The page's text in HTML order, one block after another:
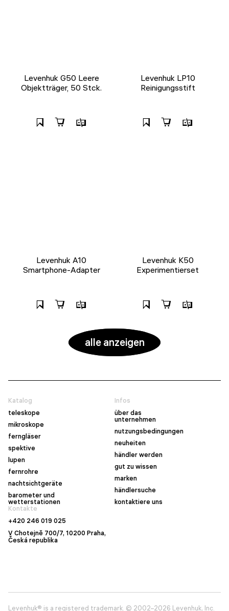
Levenhuk G50 Leere
Objektträger, 50 Stck.
Levenhuk LP10
Reinigungsstift
Levenhuk A10
Smartphone-Adapter
Levenhuk K50
Experimentierset
alle anzeigen
Katalog
teleskope
mikroskope
ferngläser
spektive
lupen
fernrohre
nachtsichtgeräte
barometer und
wetterstationen
Infos
über das
unternehmen
nutzungsbedingungen
neuheiten
händler werden
gut zu wissen
marken
händlersuche
kontaktiere uns
Kontakte
+420 246 019 025
V Chotejně 700/7, 10200 Praha,
Česká republika
Levenhuk® is a registered trademark. © 2002–2026 Levenhuk, Inc.